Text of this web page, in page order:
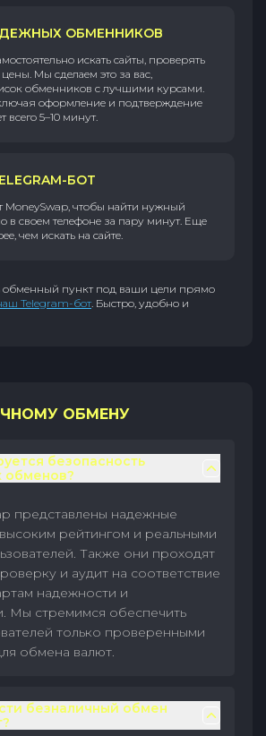
ОБМЕННИКОВ
искать сайты, проверять
Мы сделаем это за вас,
обменников с лучшими курсами.
оформление и подтверждение
всего 5–10 минут.
БОТ
MoneySwap, чтобы найти нужный
в своем телефоне за пару минут. Еще
чем искать на сайте.
обменный пункт под ваши цели прямо
Telegram-бот. Быстро, удобно и
ОБМЕНУ
безопасность
обменов?
представлены надежные
рейтингом и реальными
Также они проходят
и аудит на соответствие
надежности и
Мы стремимся обеспечить
только проверенными
обмена валют.
безналичный обмен